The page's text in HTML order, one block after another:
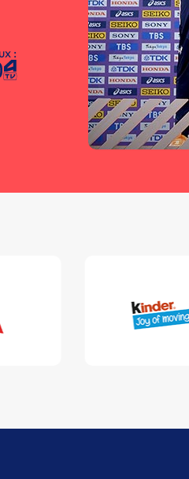
: